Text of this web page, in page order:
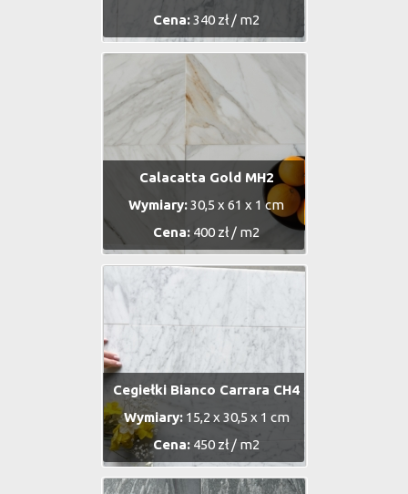
Cena:340 zł / m2
Calacatta Gold MH2
Wymiary:30,5 x 61 x 1 cm
Cena: 400 zł / m2
Cegiełki Bianco Carrara CH4
Wymiary:15,2 x 30,5 x 1 cm
Cena: 450 zł / m2